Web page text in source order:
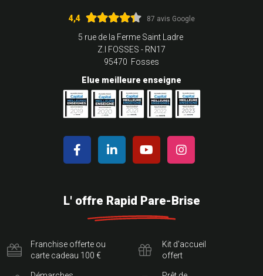
4,4 87 avis Google
5 rue de la Ferme Saint Ladre
Z.I FOSSES - RN17
95470 Fosses
Elue meilleure enseigne
L' offre Rapid Pare-Brise
Franchise offerte ou
carte cadeau 100 €
Kit d'accueil
offert